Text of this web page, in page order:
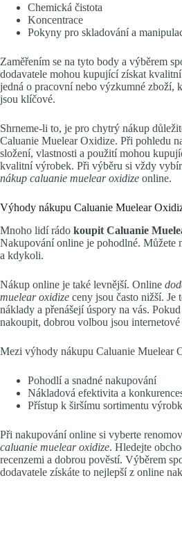
Chemická čistota
Koncentrace
Pokyny pro skladování a
Zaměřením se na tyto body a výběrem
dodavatele mohou kupující získat
jedná o pracovní nebo výzkumné zboží,
jsou klíčové.
Shrneme-li to, je pro chytrý nákup
Caluanie Muelear Oxidize. Při pohledu
složení, vlastnosti a použití mohou
kvalitní výrobek. Při výběru si vždy
nákup caluanie muelear oxidize online.
Výhody nákupu Caluanie Muelear
Mnoho lidí rádo koupit Caluanie
Nakupování online je pohodlné. Můžete
a kdykoli.
Nákup online je také levnější. Online
muelear oxidize ceny jsou často nižší. Je
náklady a přenášejí úspory na vás.
nakoupit, dobrou volbou jsou internetové
Mezi výhody nákupu Caluanie Muelear
Pohodlí a snadné nakupování
Nákladová efektivita a
Přístup k širšímu sortimentu
Při nakupování online si vyberte
caluanie muelear oxidize. Hledejte
recenzemi a dobrou pověstí. Výběrem
dodavatele získáte to nejlepší z online